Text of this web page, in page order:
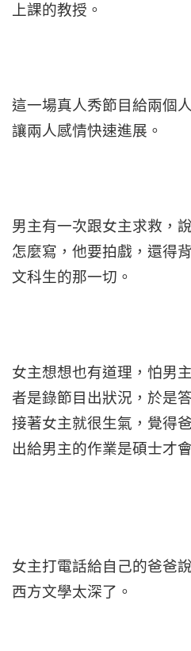
上課的教授。
這一場真人秀節目給兩個
讓兩人感情快速進展。
男主有一次跟女主求救，
怎麼寫，他要拍戲，還得
文科生的那一切。
女主想想也有道理，怕男
者是錄節目出狀況，於是
接著女主就很生氣，覺得
出給男主的作業是碩士才
女主打電話給自己的爸爸
西方文學太深了。